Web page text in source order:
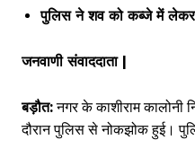
पुलिस ने शव को कब्जे में लेकर
जनवाणी संवाददाता |
बड़ौत:नगर के काशीराम कालोनी
दौरान पुलिस से नोकझोक हुई।